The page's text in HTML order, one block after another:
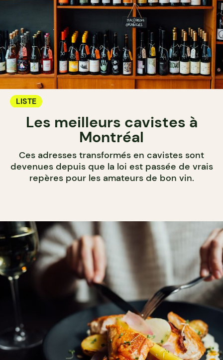
LISTE
Les meilleurs cavistes à
Montréal
Ces adresses transformés en cavistes sont
devenues depuis que la loi est passée de vrais
repères pour les amateurs de bon vin.